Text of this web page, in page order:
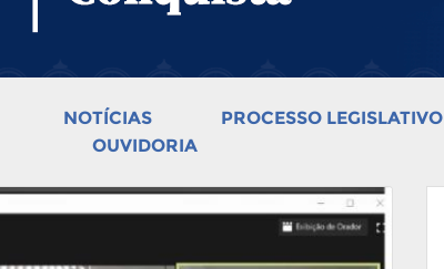
NOTÍCIAS PROCESSO LEGISLATIVO
OUVIDORIA